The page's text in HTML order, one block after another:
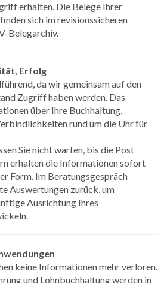
erhalten. Die Belege Ihrer
sich im revisionssicheren
Belegarchiv.
Erfolg
da wir gemeinsam auf den
Zugriff haben werden. Das
über Ihre Buchhaltung,
rund um die Uhr für
Sie nicht warten, bis die Post
erhalten die Informationen sofort
Form. Im Beratungsgespräch
Auswertungen zurück, um
Ausrichtung Ihres
keine Informationen mehr verloren.
und Lohnbuchhaltung werden in